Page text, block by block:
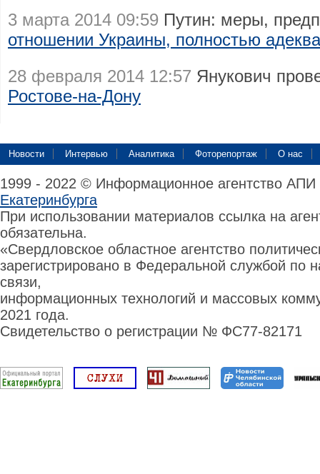
3 марта 2014 09:59 Путин: меры,
отношении Украины, полностью
28 февраля 2014 12:57 Янукович
Ростове-на-Дону
Новости Интервью Аналитика Фоторепортаж О нас
1999 - 2022 © Информационное агентство
Екатеринбурга
При использовании материалов ссылка на
обязательна.
«Свердловское областное агентство
зарегистрировано в Федеральной службой по
связи,
информационных технологий и массовых
2021 года.
Свидетельство о регистрации № ФС77-82171